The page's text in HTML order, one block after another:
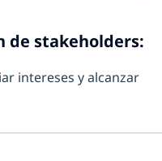
de stakeholders:
intereses y alcanzar